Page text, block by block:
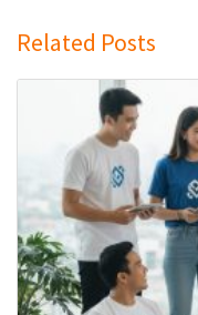
Related Posts